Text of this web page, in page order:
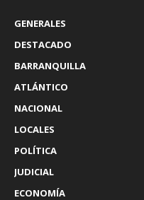
GENERALES
DESTACADO
BARRANQUILLA
ATLÁNTICO
NACIONAL
LOCALES
POLÍTICA
JUDICIAL
ECONOMÍA